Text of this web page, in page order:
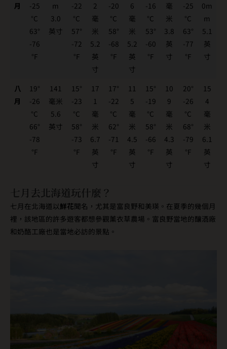
月
-25
°C
63°
-76
°F
m
3.0
英寸
-22
°C
57°
-72
°F
2
毫
米
5.2
英
寸
-20
°C
58°
-68
°F
6
毫
米
5.2
英
寸
-16
°C
53°
-60
°F
毫
米
3.8
英
寸
-25
°C
63°
-77
°F
0m
m
5.1
英
寸
八
月
19°
-26
°C
66°
-78
°F
141
毫米
5.6
英寸
15°
-23
°C
58°
-73
°F
17
1
毫
米
6.7
英
寸
17°
-22
°C
62°
-71
°F
11
5
毫
米
4.5
英
寸
15°
-19
°C
58°
-66
°F
10
9
毫
米
4.3
英
寸
20°
-26
°C
68°
-79
°F
15
4
毫
米
6.1
英
寸
七月去北海道玩什麼？
七月在北海道以鮮花聞名，尤其是富良野和美瑛。在夏季的幾個月
裡，該地區的許多遊客都想參觀薰衣草農場。富良野當地的釀酒廠
和奶酪工廠也是當地必訪的景點。